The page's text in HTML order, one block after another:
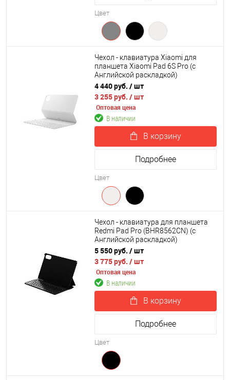
Цвет
Чехол - клавиатура Xiaomi для
планшета Xiaomi Pad 6S Pro (с
Английской раскладкой)
4 440 руб. / шт
3 255 руб. / шт
Оптовая цена
В наличии
В корзину
Подробнее
Цвет
Чехол - клавиатура для планшета
Redmi Pad Pro (BHR8562CN) (с
Английской раскладкой)
5 550 руб. / шт
3 775 руб. / шт
Оптовая цена
В наличии
В корзину
Подробнее
Цвет